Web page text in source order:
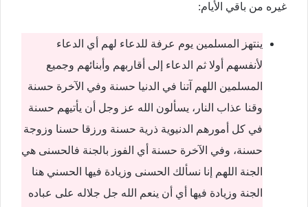
غيره من باقي الأيام:
ينتهز المسلمين يوم عرفة للدعاء لهم أي الدعاء
لأنفسهم أولا ثم الدعاء إلى أقاربهم وأبنائهم وجميع
المسلمين اللهم آتنا في الدنيا حسنة وفي الآخرة حسنة
وقنا عذاب النار، يسألون الله عز وجل أن يأتيهم حسنة
في كل أمورهم الدنيوية ذرية حسنة ورزقا حسنا وزوجة
حسنة، وفي الآخرة حسنة أي الفوز بالجنة فالحسنى هي
الجنة اللهم إنا نسألك الحسنى وزيادة فيها الحسني هنا
الجنة وزيادة فيها أي أن ينعم الله جل جلاله على عباده